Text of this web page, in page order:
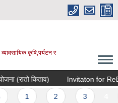
कृषि,पर्यटन र
(रातो किताव) Invitaton for ReBid